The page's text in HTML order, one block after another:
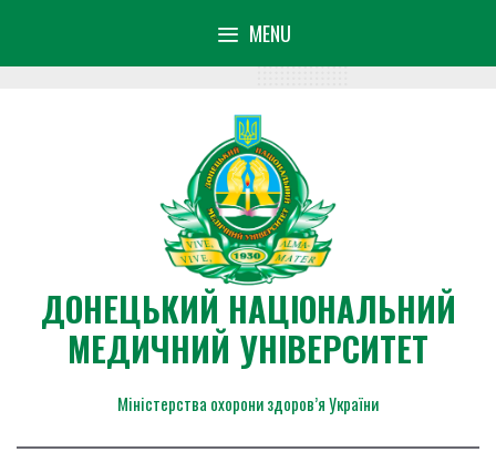
content
MENU
ДОНЕЦЬКИЙ НАЦІОНАЛЬНИЙ
МЕДИЧНИЙ УНІВЕРСИТЕТ
Міністерства охорони здоров’я України